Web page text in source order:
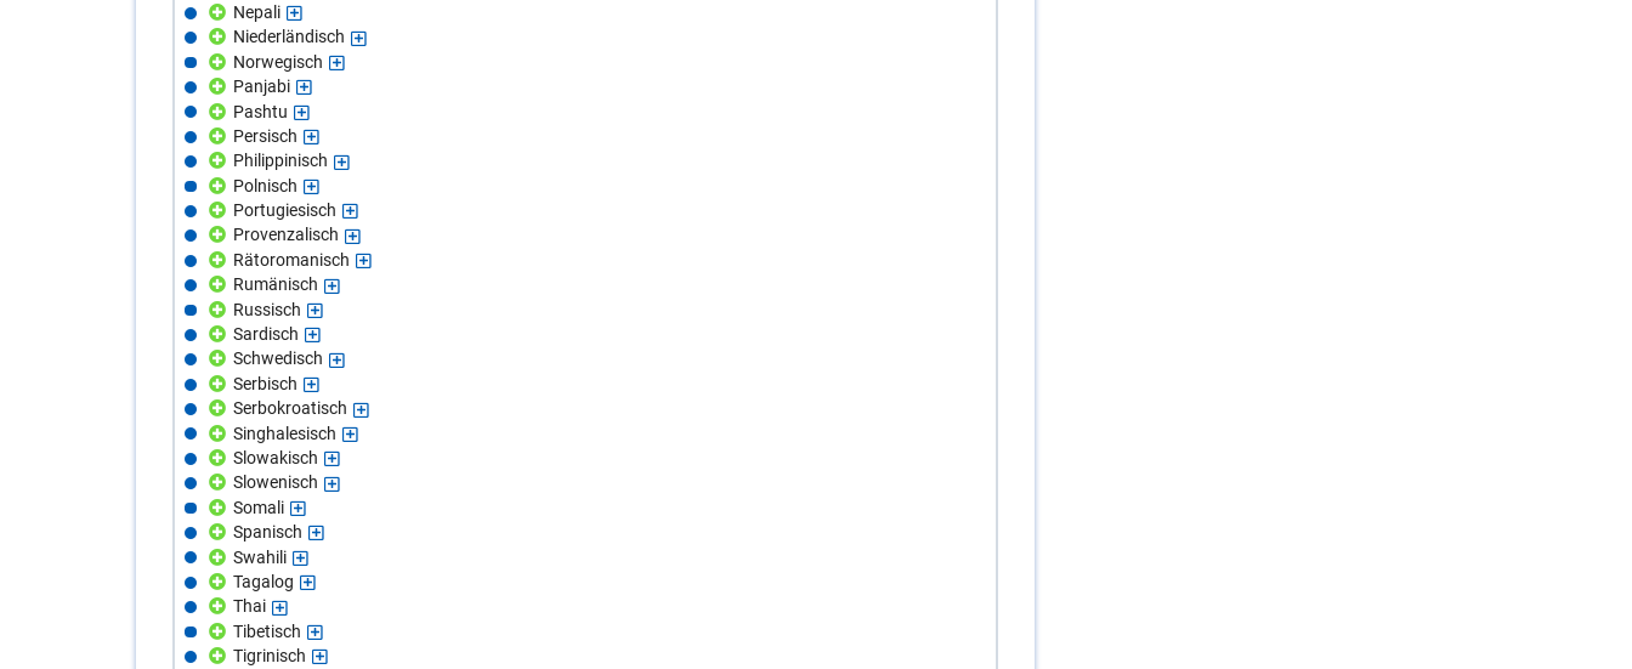
Nepali
Niederländisch
Norwegisch
Panjabi
Pashtu
Persisch
Philippinisch
Polnisch
Portugiesisch
Provenzalisch
Rätoromanisch
Rumänisch
Russisch
Sardisch
Schwedisch
Serbisch
Serbokroatisch
Singhalesisch
Slowakisch
Slowenisch
Somali
Spanisch
Swahili
Tagalog
Thai
Tibetisch
Tigrinisch